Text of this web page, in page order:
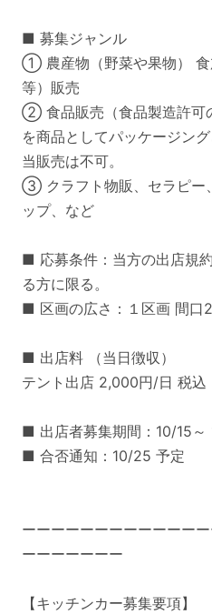
■ 募集ジャンル
① 農産物（野菜や果物） 食
等）販売
② 食品販売（食品製造許可
を商品としてパッケージン
当販売は不可。
③ クラフト物販、セラピー
ップ、など
■ 応募条件：当方の出店規
る方に限る。
■ 区画の広さ：１区画 間口
■ 出店料 （当日徴収）
テント出店 2,000円/日 税込
■ 出店者募集期間：10/15～
■ 合否通知：10/25 予定
ーーーーーーーーーーーー
ーーーーーーー
【キッチンカー募集要項】